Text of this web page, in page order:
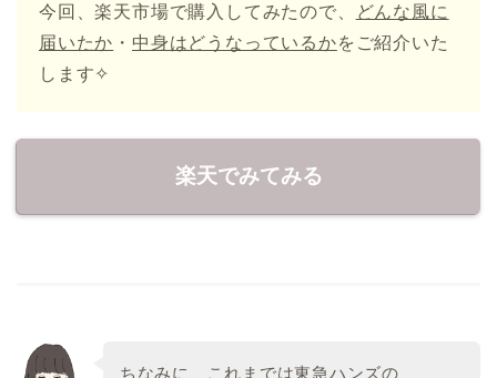
今回、楽天市場で購入してみたので、
どんな風に
届いたか ・ 中身はどうなっているかをご紹介いた
します✧
楽天でみてみる
ちなみに、これまでは東急ハンズの